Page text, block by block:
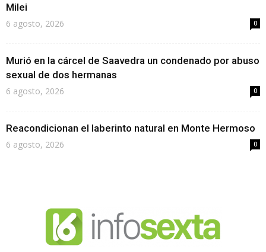
Milei
6 agosto, 2026 0
Murió en la cárcel de Saavedra un condenado por abuso
sexual de dos hermanas
6 agosto, 2026 0
Reacondicionan el laberinto natural en Monte Hermoso
6 agosto, 2026 0